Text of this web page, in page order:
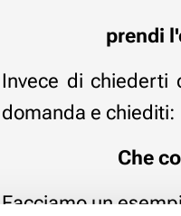
prendi
Invece di chiederti
domanda e chiediti:
Che
Facciamo un